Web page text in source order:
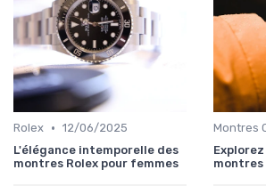
Rolex • 12/06/2025
L'élégance intemporelle des
montres Rolex pour femmes
montres